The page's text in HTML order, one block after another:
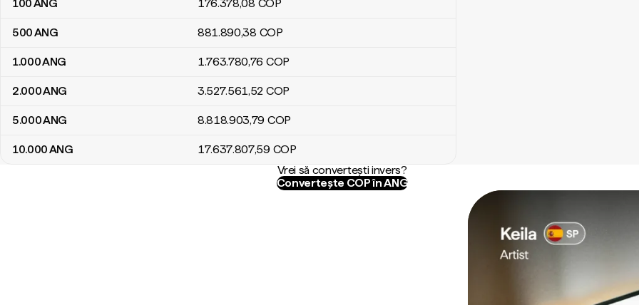
100ANG 176.378,08 COP
500ANG 881.890,38 COP
1.000ANG 1.763.780,76 COP
2.000ANG 3.527.561,52 COP
5.000ANG 8.818.903,79 COP
10.000ANG 17.637.807,59 COP
Vrei să convertești invers?
Convertește COP în ANG